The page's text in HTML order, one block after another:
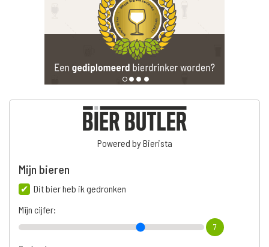
Powered by Bierista
Mijn bieren
Dit bier heb ik gedronken
Mijn cijfer:
7